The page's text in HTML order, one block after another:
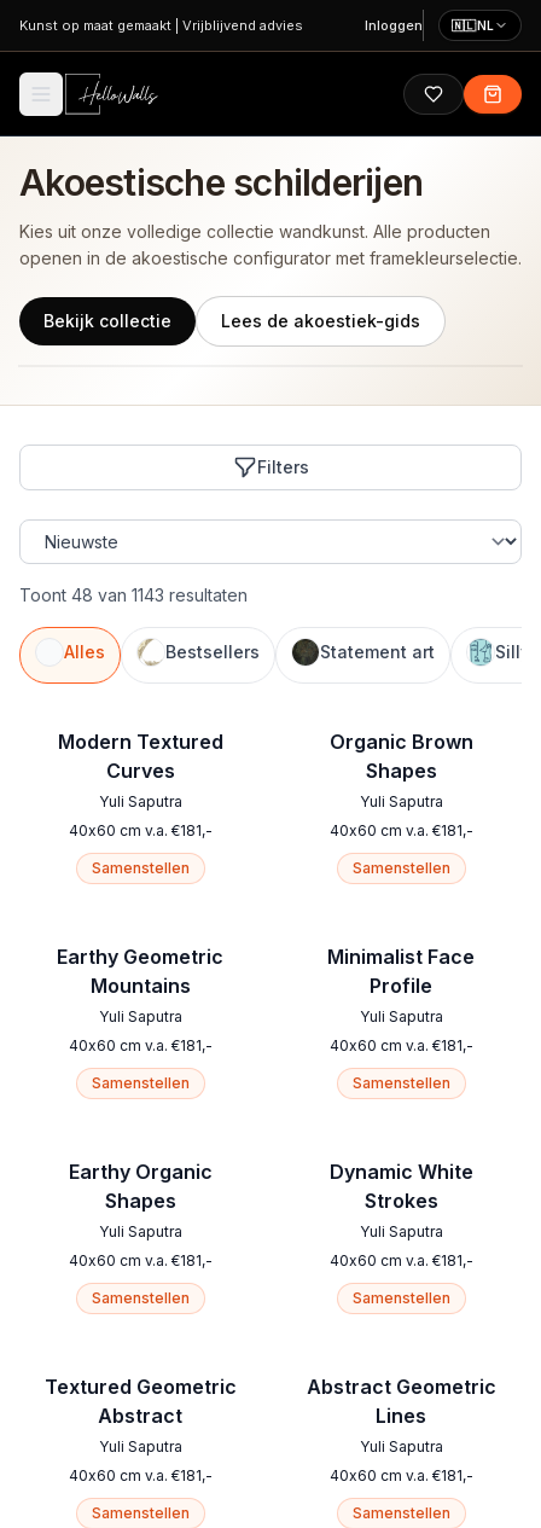
Ga naar hoofdinhoud
Kunst op maat gemaakt Vrijblijvend advies Inloggen 🇳🇱NL
Akoestische schilderijen
Kies uit onze volledige collectie wandkunst. Alle producten
openen in de akoestische configurator met framekleurselectie.
Bekijk collectie Lees de akoestiek-gids
Filters
Toont 48 van 1143 resultaten
Alles Bestsellers Statement art Silly
Modern Textured
Curves
Yuli Saputra
40x60 cm v.a. €181,-
Samenstellen
Earthy Geometric
Mountains
Yuli Saputra
40x60 cm v.a. €181,-
Samenstellen
Earthy Organic
Shapes
Yuli Saputra
40x60 cm v.a. €181,-
Samenstellen
Textured Geometric
Abstract
Yuli Saputra
40x60 cm v.a. €181,-
Samenstellen
Organic Brown
Shapes
Yuli Saputra
40x60 cm v.a. €181,-
Samenstellen
Minimalist Face
Profile
Yuli Saputra
40x60 cm v.a. €181,-
Samenstellen
Dynamic White
Strokes
Yuli Saputra
40x60 cm v.a. €181,-
Samenstellen
Abstract Geometric
Lines
Yuli Saputra
40x60 cm v.a. €181,-
Samenstellen